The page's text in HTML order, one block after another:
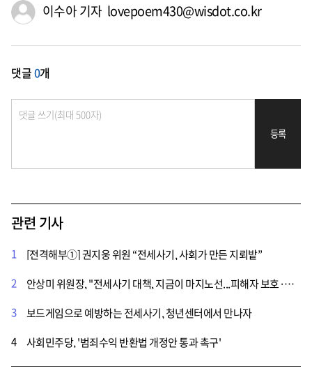
이수아 기자 lovepoem430@wisdot.co.kr
댓글0개
등록
관련 기사
1
[전격해부①] 권지웅 위원 “전세사기, 사회가 만든 지뢰밭”
2
안상미 위원장, "전세사기 대책, 지금이 마지노선...피해자 보호·제도 개선 시급"
3
보드게임으로 예방하는 전세사기, 청년센터에서 만나자
4
사회민주당, '범죄수익 반환법 개정안 통과 촉구'